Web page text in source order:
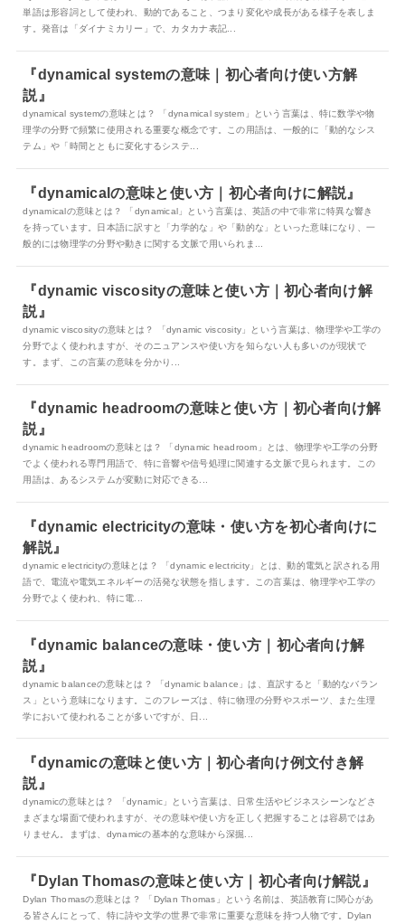
単語は形容詞として使われ、動的であること、つまり変化や成長がある様子を表しま
す。発音は「ダイナミカリー」で、カタカナ表記...
『dynamical systemの意味｜初心者向け使い方解
説』
dynamical systemの意味とは？ 「dynamical system」という言葉は、特に数学や物
理学の分野で頻繁に使用される重要な概念です。この用語は、一般的に「動的なシス
テム」や「時間とともに変化するシステ...
『dynamicalの意味と使い方｜初心者向けに解説』
dynamicalの意味とは？ 「dynamical」という言葉は、英語の中で非常に特異な響き
を持っています。日本語に訳すと「力学的な」や「動的な」といった意味になり、一
般的には物理学の分野や動きに関する文脈で用いられま...
『dynamic viscosityの意味と使い方｜初心者向け解
説』
dynamic viscosityの意味とは？ 「dynamic viscosity」という言葉は、物理学や工学の
分野でよく使われますが、そのニュアンスや使い方を知らない人も多いのが現状で
す。まず、この言葉の意味を分かり...
『dynamic headroomの意味と使い方｜初心者向け解
説』
dynamic headroomの意味とは？ 「dynamic headroom」とは、物理学や工学の分野
でよく使われる専門用語で、特に音響や信号処理に関連する文脈で見られます。この
用語は、あるシステムが変動に対応できる...
『dynamic electricityの意味・使い方を初心者向けに
解説』
dynamic electricityの意味とは？ 「dynamic electricity」とは、動的電気と訳される用
語で、電流や電気エネルギーの活発な状態を指します。この言葉は、物理学や工学の
分野でよく使われ、特に電...
『dynamic balanceの意味・使い方｜初心者向け解
説』
dynamic balanceの意味とは？ 「dynamic balance」は、直訳すると「動的なバラン
ス」という意味になります。このフレーズは、特に物理の分野やスポーツ、また生理
学において使われることが多いですが、日...
『dynamicの意味と使い方｜初心者向け例文付き解
説』
dynamicの意味とは？ 「dynamic」という言葉は、日常生活やビジネスシーンなどさ
まざまな場面で使われますが、その意味や使い方を正しく把握することは容易ではあ
りません。まずは、dynamicの基本的な意味から深掘...
『Dylan Thomasの意味と使い方｜初心者向け解説』
Dylan Thomasの意味とは？ 「Dylan Thomas」という名前は、英語教育に関心があ
る皆さんにとって、特に詩や文学の世界で非常に重要な意味を持つ人物です。Dylan